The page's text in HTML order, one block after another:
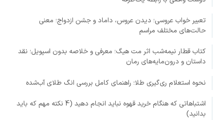
تعبیر خواب عروسی؛ دیدن عروس، داماد و جشن ازدواج؛ معنی
حالت‌های مختلف مراسم
کتاب قطار نیمه‌شب اثر مت هیگ؛ معرفی و خلاصه بدون اسپویل؛ نقد
داستان و درون‌مایه‌های رمان
نحوه استعلام ری‌گیری طلا؛ راهنمای کامل بررسی انگ طلای آب‌شده
اشتباهاتی که هنگام خرید قهوه نباید انجام دهید (4 نکته مهم که باید
بدانید)